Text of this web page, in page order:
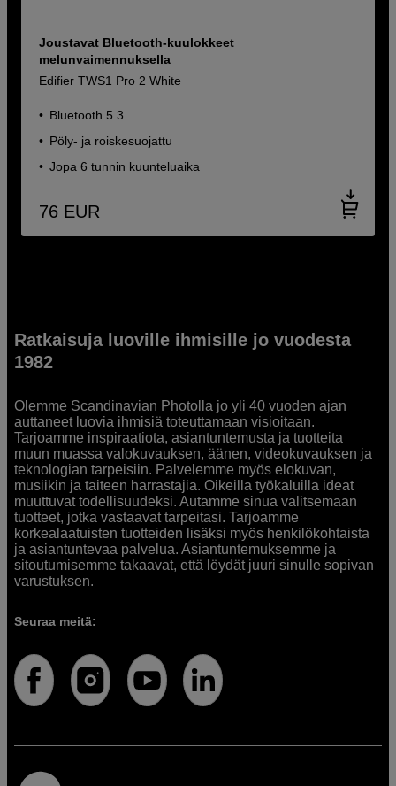
Joustavat Bluetooth-kuulokkeet
melunvaimennuksella
Edifier TWS1 Pro 2 White
Bluetooth 5.3
Pöly- ja roiskesuojattu
Jopa 6 tunnin kuunteluaika
76 EUR
Ratkaisuja luoville ihmisille jo vuodesta
1982
Olemme Scandinavian Photolla jo yli 40 vuoden ajan
auttaneet luovia ihmisiä toteuttamaan visioitaan.
Tarjoamme inspiraatiota, asiantuntemusta ja tuotteita
muun muassa valokuvauksen, äänen, videokuvauksen ja
teknologian tarpeisiin. Palvelemme myös elokuvan,
musiikin ja taiteen harrastajia. Oikeilla työkaluilla ideat
muuttuvat todellisuudeksi. Autamme sinua valitsemaan
tuotteet, jotka vastaavat tarpeitasi. Tarjoamme
korkealaatuisten tuotteiden lisäksi myös henkilökohtaista
ja asiantuntevaa palvelua. Asiantuntemuksemme ja
sitoutumisemme takaavat, että löydät juuri sinulle sopivan
varustuksen.
Seuraa meitä: